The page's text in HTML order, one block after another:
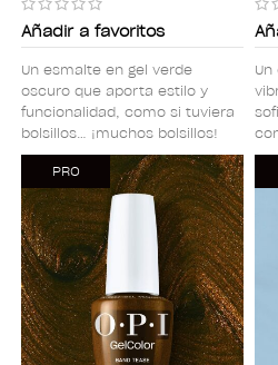
Añadir a favoritos
Un esmalte en gel verde
oscuro que aporta estilo y
funcionalidad, como si tuviera
bolsillos… ¡muchos bolsillos!
PRO